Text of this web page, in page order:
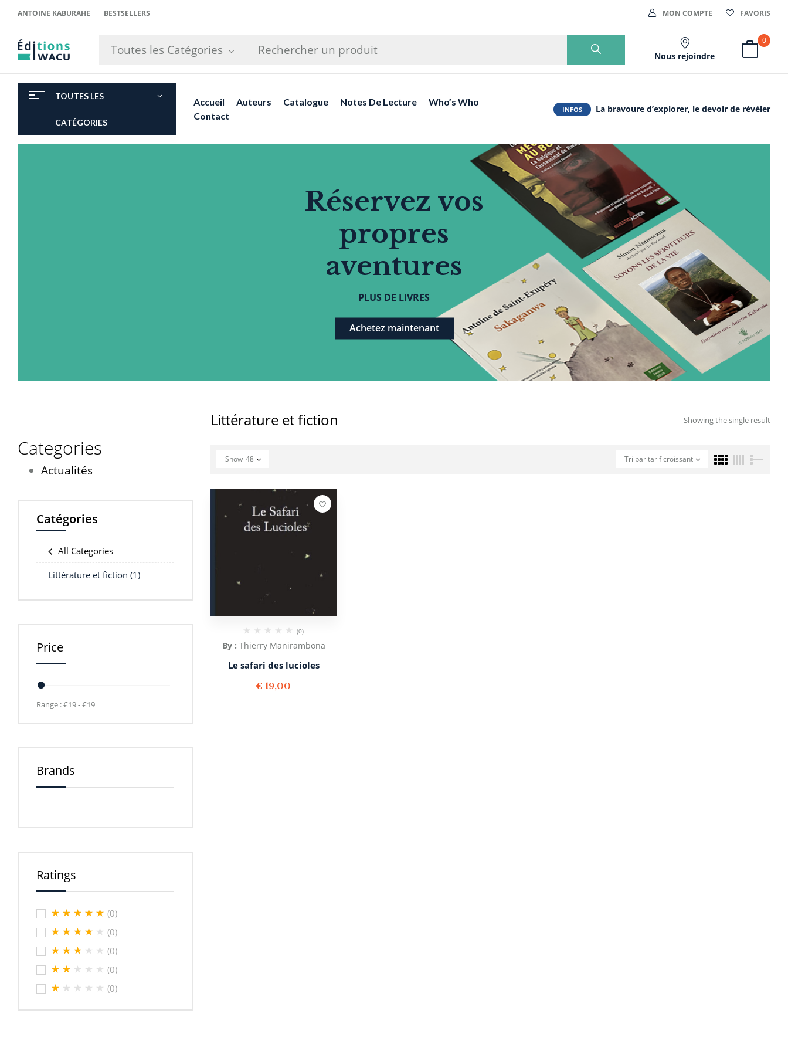
ANTOINE KABURAHE BESTSELLERS MON COMPTE FAVORIS
Toutes les Catégories Nous rejoindre
0
TOUTES LES
CATÉGORIES
Accueil Auteurs Catalogue Notes De Lecture
Who’s Who
Contact
INFOS La bravoure d’explorer, le devoir de révéler
Réservez vos
propres
aventures
PLUS DE LIVRES
Achetez maintenant
Categories
Actualités
Catégories
All Categories
Littérature et fiction (1)
Price
Range :€19 - €19
Brands
Ratings
(0)
(0)
(0)
(0)
(0)
Littérature et fiction Showing the single result
Tri par tarif croissant
Show 48
(0)
By : Thierry Manirambona
Le safari des lucioles
€ 19,00